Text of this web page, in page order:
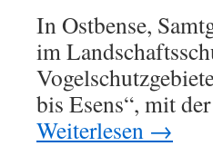
In Ostbense,
im
bis Esens“, mit
Weiterlesen →